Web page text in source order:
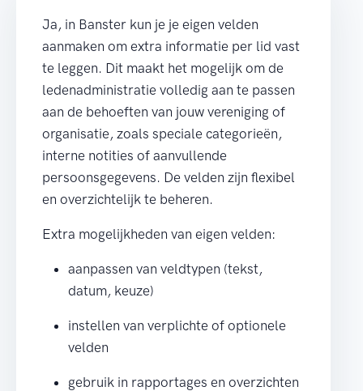
Ja, in Banster kun je je eigen velden
aanmaken om extra informatie per lid vast
te leggen. Dit maakt het mogelijk om de
ledenadministratie volledig aan te passen
aan de behoeften van jouw vereniging of
organisatie, zoals speciale categorieën,
interne notities of aanvullende
persoonsgegevens. De velden zijn flexibel
en overzichtelijk te beheren.
Extra mogelijkheden van eigen velden:
aanpassen van veldtypen (tekst,
datum, keuze)
instellen van verplichte of optionele
velden
gebruik in rapportages en overzichten